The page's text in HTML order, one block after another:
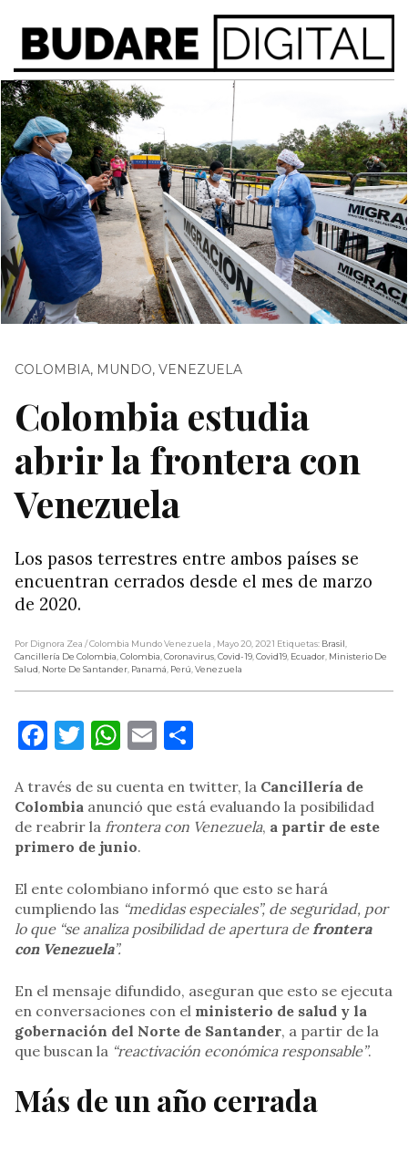
COLOMBIA, MUNDO, VENEZUELA
Colombia estudia
abrir la frontera con
Venezuela
Los pasos terrestres entre ambos países se
encuentran cerrados desde el mes de marzo
de 2020.
Por Dignora Zea / Colombia Mundo Venezuela , Mayo 20, 2021 Etiquetas: Brasil,
Cancillería De Colombia,Colombia,Coronavirus,Covid-19,Covid19, Ecuador, Ministerio De
Salud, Norte De Santander, Panamá, Perú,Venezuela
Facebook
Twitter
WhatsApp
Email
A través de su cuenta en twitter, la Cancillería de
Colombia anunció que está evaluando la posibilidad
de reabrir la frontera con Venezuela, a partir de este
primero de junio.
El ente colombiano informó que esto se hará
cumpliendo las “medidas especiales”, de seguridad, por
lo que “se analiza posibilidad de apertura defrontera
con Venezuela”.
En el mensaje difundido, aseguran que esto se ejecuta
en conversaciones con el ministerio de salud y la
gobernación del Norte de Santander, a partir de la
que buscan la “reactivación económica responsable”.
Más de un año cerrada